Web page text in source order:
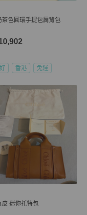
茶色圓環手提包肩背包
香港 免運
皮 迷你托特包